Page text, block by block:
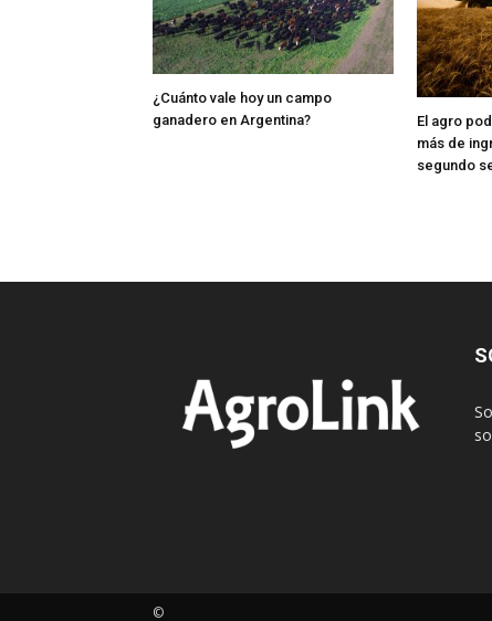
¿Cuánto vale hoy un campo
ganadero en Argentina?
El agro
más de
segundo
©